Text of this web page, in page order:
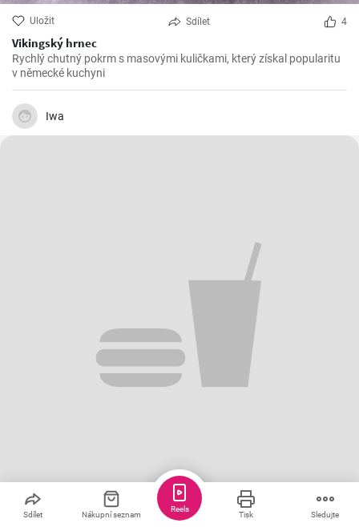
Uložit Sdílet 4
Vikingský hrnec
Rychlý chutný pokrm s masovými kuličkami, který získal popularitu
v německé kuchyni
Iwa
Uložit Sdílet
Sdílet Nákupní seznam Tisk Sledujte
Reels